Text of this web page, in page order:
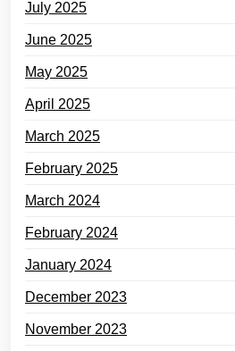
July 2025
June 2025
May 2025
April 2025
March 2025
February 2025
March 2024
February 2024
January 2024
December 2023
November 2023